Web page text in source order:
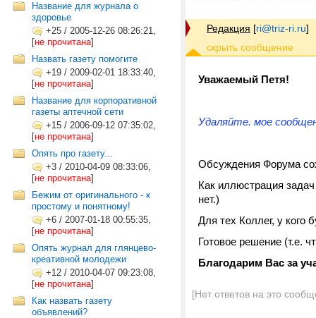
Название для журнала о
здоровье
+25 / 2005-12-26 08:26:21,
[не прочитана]
Назвать газету помогите
+19 / 2009-02-01 18:33:40,
[не прочитана]
Название для корпоративной
газеты аптечной сети
+15 / 2006-09-12 07:35:02,
[не прочитана]
Опять про газету...
+3 / 2010-04-09 08:33:06,
[не прочитана]
Бежим от оригинального - к
простому и понятному!
+6 / 2007-01-18 00:55:35,
[не прочитана]
Опять журнал для глянцево-
креативной молодежи
+12 / 2010-04-07 09:23:08,
[не прочитана]
Как назвать газету
объявлений?
Редакция [ri@triz-ri.ru]
Уважаемый Петя!
Удаляйте. мое
Обсуждения Форума
Как иллюстрация
нет.)
Для тех Коллег, у кого
Готовое решение (т.е.
Благодарим Вас за
[Нет ответов на это